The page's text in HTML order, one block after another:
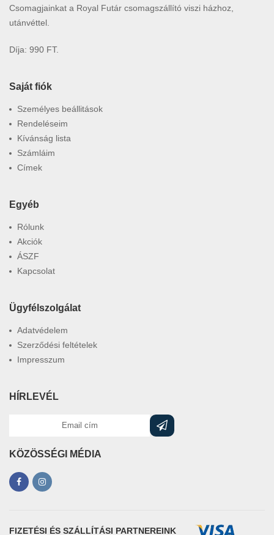
Csomagjainkat a Royal Futár csomagszállító viszi házhoz,
utánvéttel.
Díja: 990 FT.
Saját fiók
Személyes beállitások
Rendeléseim
Kívánság lista
Számláim
Címek
Egyéb
Rólunk
Akciók
ÁSZF
Kapcsolat
Ügyfélszolgálat
Adatvédelem
Szerződési feltételek
Impresszum
HÍRLEVÉL
KÖZÖSSÉGI MÉDIA
FIZETÉSI ÉS SZÁLLÍTÁSI PARTNEREINK